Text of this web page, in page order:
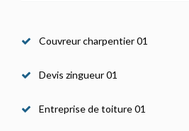
Couvreur charpentier 01
Devis zingueur 01
Entreprise de toiture 01